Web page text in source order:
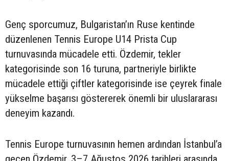
Genç sporcumuz, Bulgaristan’ın Ruse kentinde
düzenlenen Tennis Europe U14 Prista Cup
turnuvasında mücadele etti. Özdemir, tekler
kategorisinde son 16 turuna, partneriyle birlikte
mücadele ettiği çiftler kategorisinde ise çeyrek finale
yükselme başarısı göstererek önemli bir uluslararası
deneyim kazandı.
Tennis Europe turnuvasının hemen ardından İstanbul’a